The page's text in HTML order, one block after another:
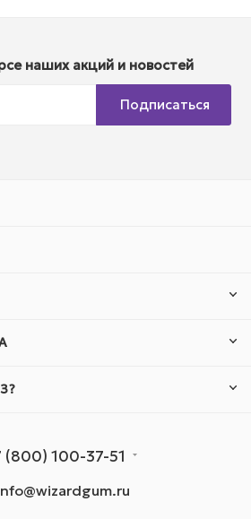
наших акций и новостей
Подписаться
(800) 100-37-51